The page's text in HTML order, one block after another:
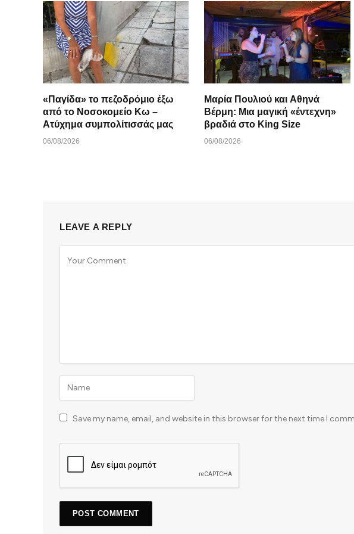
«Παγίδα» το πεζοδρόμιο έξω
από το Νοσοκομείο Κω –
Ατύχημα συμπολίτισσάς μας
06/08/2026
Μαρία Πουλιού και Αθηνά
Βέρμη: Μια μαγική «έντεχνη»
βραδιά στο King Size
06/08/2026
LEAVE A REPLY
Save my name, email, and website in this browser for the next time I